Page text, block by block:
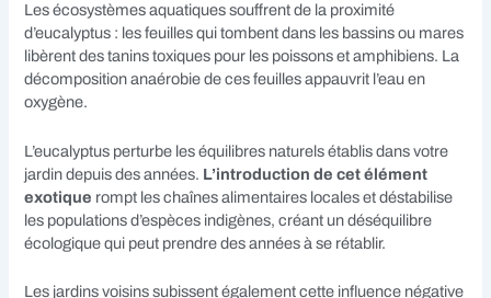
Les écosystèmes aquatiques souffrent de la proximité
d’eucalyptus : les feuilles qui tombent dans les bassins ou mares
libèrent des tanins toxiques pour les poissons et amphibiens. La
décomposition anaérobie de ces feuilles appauvrit l’eau en
oxygène.
L’eucalyptus perturbe les équilibres naturels établis dans votre
jardin depuis des années. L’introduction de cet élément
exotique rompt les chaînes alimentaires locales et déstabilise
les populations d’espèces indigènes, créant un déséquilibre
écologique qui peut prendre des années à se rétablir.
Les jardins voisins subissent également cette influence négative